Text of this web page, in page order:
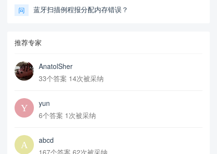
问 蓝牙扫描例程报分配内存错误？
推荐专家
AnatolSher
33个答案 14次被采纳
yun
6个答案 1次被采纳
abcd
167个答案 62次被采纳